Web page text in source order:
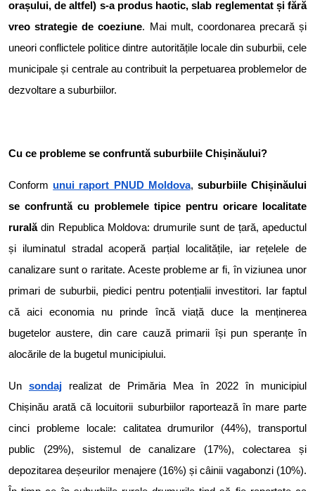
orașului, de altfel) s-a produs haotic, slab reglementat și fără
vreo strategie de coeziune. Mai mult, coordonarea precară și
uneori conflictele politice dintre autoritățile locale din suburbii, cele
municipale și centrale au contribuit la perpetuarea problemelor de
dezvoltare a suburbiilor.
Cu ce probleme se confruntă suburbiile Chișinăului?
Conform unui raport PNUD Moldova, suburbiile Chișinăului
se confruntă cu problemele tipice pentru oricare localitate
ruralădin Republica Moldova: drumurile sunt de țară, apeductul
și iluminatul stradal acoperă parțial localitățile, iar rețelele de
canalizare sunt o raritate. Aceste probleme ar fi, în viziunea unor
primari de suburbii, piedici pentru potențialii investitori. Iar faptul
că aici economia nu prinde încă viață duce la menținerea
bugetelor austere, din care cauză primarii își pun speranțe în
alocările de la bugetul municipiului.
Un sondaj realizat de Primăria Mea în 2022 în municipiul
Chișinău arată că locuitorii suburbiilor raportează în mare parte
cinci probleme locale: calitatea drumurilor (44%), transportul
public (29%), sistemul de canalizare (17%), colectarea și
depozitarea deșeurilor menajere (16%) și câinii vagabonzi (10%).